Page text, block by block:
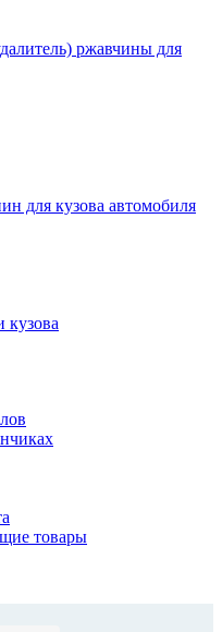
ржавчины для
для кузова автомобиля
кузова
товары